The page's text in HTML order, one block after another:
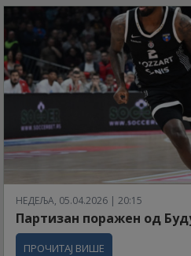
НЕДЕЉА, 05.04.2026 | 20:15
Партизан поражен од
ПРОЧИТАЈ ВИШЕ